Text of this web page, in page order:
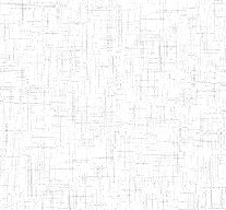
01/08/2000 ENIET